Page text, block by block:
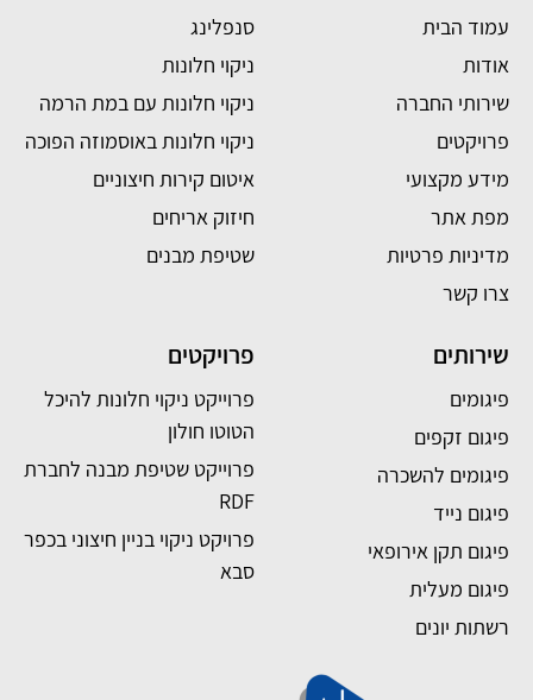
עמוד הבית
אודות
שירותי החברה
פרויקטים
מידע מקצועי
מפת אתר
מדיניות פרטיות
צרו קשר
סנפלינג
ניקוי חלונות
ניקוי חלונות עם במת הרמה
ניקוי חלונות באוסמוזה הפוכה
איטום קירות חיצוניים
חיזוק אריחים
שטיפת מבנים
שירותים
פיגומים
פיגום זקפים
פיגומים להשכרה
פיגום נייד
פיגום תקן אירופאי
פיגום מעלית
רשתות יונים
פרויקטים
פרוייקט ניקוי חלונות להיכל
הטוטו חולון
פרוייקט שטיפת מבנה לחברת
RDF
פרויקט ניקוי בניין חיצוני בכפר
סבא